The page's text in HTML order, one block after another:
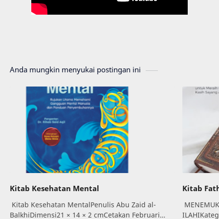
Anda mungkin menyukai postingan ini
Kitab Kesehatan Mental
Kitab Kesehatan MentalPenulis Abu Zaid al-
BalkhiDimensi21 × 14 × 2 cmCetakan Februari
Kitab